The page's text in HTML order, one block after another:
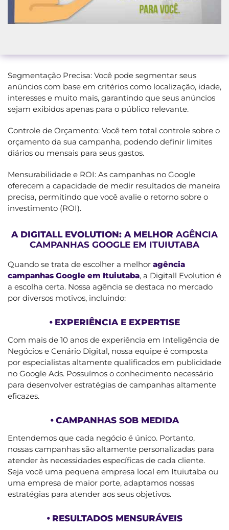
Segmentação Precisa: Você pode segmentar seus
anúncios com base em critérios como localização, idade,
interesses e muito mais, garantindo que seus anúncios
sejam exibidos apenas para o público relevante.
Controle de Orçamento: Você tem total controle sobre o
orçamento da sua campanha, podendo definir limites
diários ou mensais para seus gastos.
Mensurabilidade e ROI: As campanhas no Google
oferecem a capacidade de medir resultados de maneira
precisa, permitindo que você avalie o retorno sobre o
investimento (ROI).
A DIGITALL EVOLUTION: A MELHOR AGÊNCIA
CAMPANHAS GOOGLE EM ITUIUTABA
Quando se trata de escolher a melhor agência
campanhas Google em Ituiutaba, a Digitall Evolution é
a escolha certa. Nossa agência se destaca no mercado
por diversos motivos, incluindo:
⦁ EXPERIÊNCIA E EXPERTISE
Com mais de 10 anos de experiência em Inteligência de
Negócios e Cenário Digital, nossa equipe é composta
por especialistas altamente qualificados em publicidade
no Google Ads. Possuímos o conhecimento necessário
para desenvolver estratégias de campanhas altamente
eficazes.
⦁ CAMPANHAS SOB MEDIDA
Entendemos que cada negócio é único. Portanto,
nossas campanhas são altamente personalizadas para
atender às necessidades específicas de cada cliente.
Seja você uma pequena empresa local em Ituiutaba ou
uma empresa de maior porte, adaptamos nossas
estratégias para atender aos seus objetivos.
⦁ RESULTADOS MENSURÁVEIS